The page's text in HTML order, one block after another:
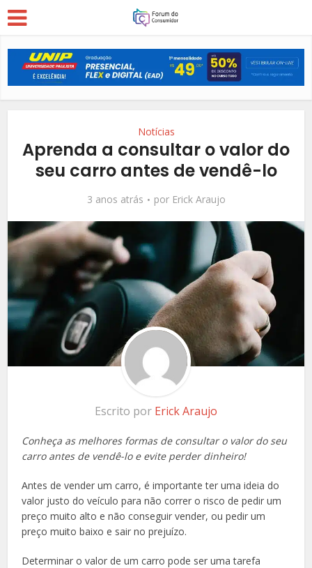
Notícias
Aprenda a consultar o valor do
seu carro antes de vendê-lo
3 anos atrás por Erick Araujo
Escrito por Erick Araujo
Conheça as melhores formas de consultar o valor do seu
carro antes de vendê-lo e evite perder dinheiro!
Antes de vender um carro, é importante ter uma ideia do
valor justo do veículo para não correr o risco de pedir um
preço muito alto e não conseguir vender, ou pedir um
preço muito baixo e sair no prejuízo.
Determinar o valor de um carro pode ser uma tarefa